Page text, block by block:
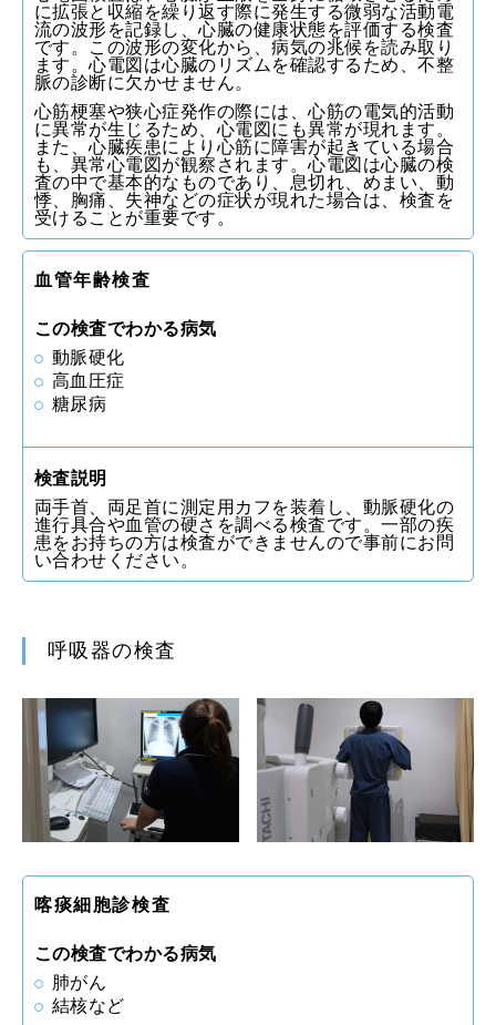
に拡張と収縮を繰り返す際に発生する微弱な活動電
流の波形を記録し、心臓の健康状態を評価する検査
です。この波形の変化から、病気の兆候を読み取り
ます。心電図は心臓のリズムを確認するため、不整
脈の診断に欠かせません。
心筋梗塞や狭心症発作の際には、心筋の電気的活動
に異常が生じるため、心電図にも異常が現れます。
また、心臓疾患により心筋に障害が起きている場合
も、異常心電図が観察されます。心電図は心臓の検
査の中で基本的なものであり、息切れ、めまい、動
悸、胸痛、失神などの症状が現れた場合は、検査を
受けることが重要です。
血管年齢検査
この検査でわかる病気
動脈硬化
高血圧症
糖尿病
検査説明
両手首、両足首に測定用カフを装着し、動脈硬化の
進行具合や血管の硬さを調べる検査です。一部の疾
患をお持ちの方は検査ができませんので事前にお問
い合わせください。
呼吸器の検査
喀痰細胞診検査
この検査でわかる病気
肺がん
結核など